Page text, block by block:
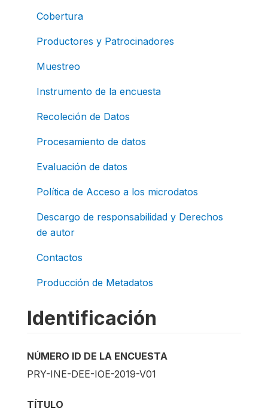
Cobertura
Productores y Patrocinadores
Muestreo
Instrumento de la encuesta
Recoleción de Datos
Procesamiento de datos
Evaluación de datos
Política de Acceso a los microdatos
Descargo de responsabilidad y Derechos
de autor
Contactos
Producción de Metadatos
Identificación
NÚMERO ID DE LA ENCUESTA
PRY-INE-DEE-IOE-2019-V01
TÍTULO